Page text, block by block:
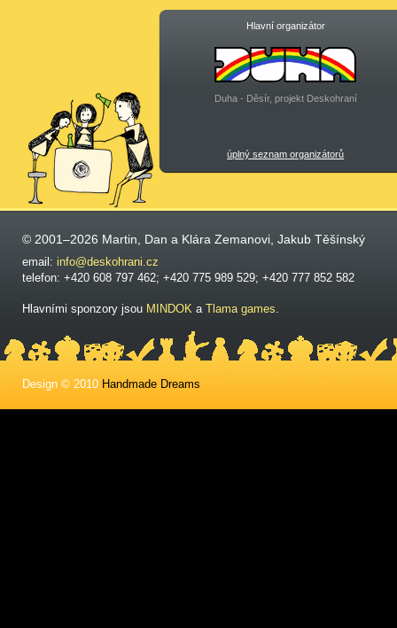
Hlavní organizátor
Duha - Děsír, projekt Deskohraní
úplný seznam organizátorů
© 2001–2026 Martin, Dan a Klára Zemanovi, Jakub Těšínský
email: info@deskohrani.cz
telefon: +420 608 797 462; +420 775 989 529; +420 777 852 582
Hlavními sponzory jsou MINDOK a Tlama games.
Design © 2010 Handmade Dreams